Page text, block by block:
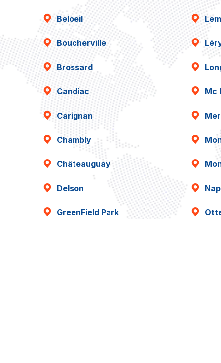
Beloeil
Boucherville
Brossard
Candiac
Carignan
Chambly
Châteauguay
Delson
GreenField Park
Mc